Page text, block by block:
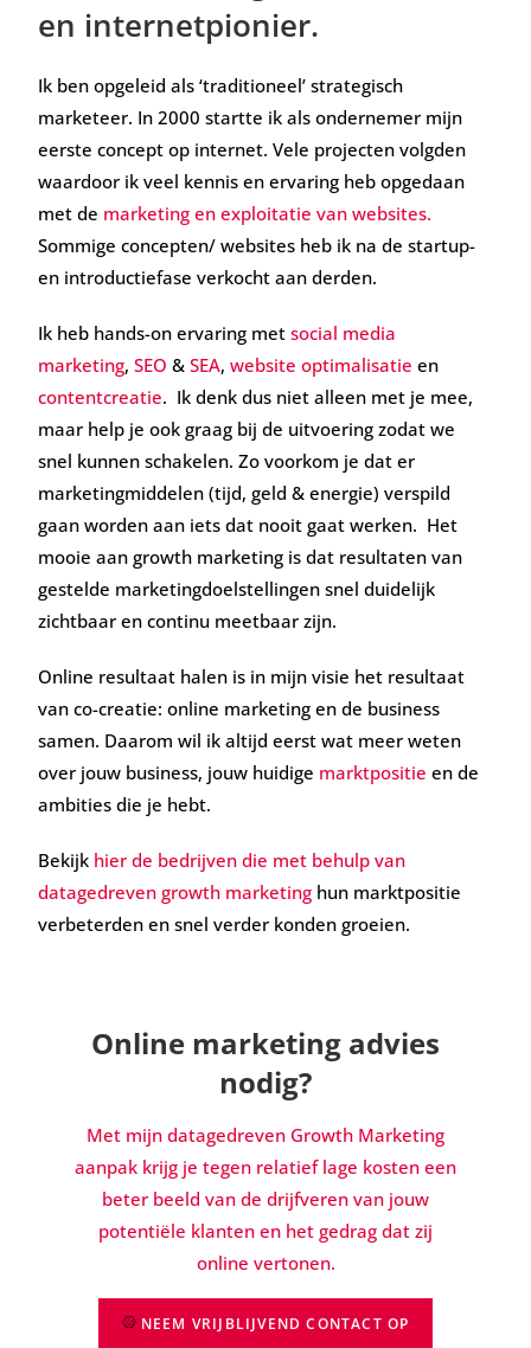
en internetpionier.
Ik ben opgeleid als ‘traditioneel’ strategisch
marketeer. In 2000 startte ik als ondernemer mijn
eerste concept op internet. Vele projecten volgden
waardoor ik veel kennis en ervaring heb opgedaan
met de marketing en exploitatie van websites.
Sommige concepten/ websites heb ik na de startup-
en introductiefase verkocht aan derden.
Ik heb hands-on ervaring metsocial media
marketing,SEO &SEA,website optimalisatie en
contentcreatie. Ik denk dus niet alleen met je mee,
maar help je ook graag bij de uitvoering zodat we
snel kunnen schakelen. Zo voorkom je dat er
marketingmiddelen (tijd, geld & energie) verspild
gaan worden aan iets dat nooit gaat werken. Het
mooie aan growth marketing is dat resultaten van
gestelde marketingdoelstellingen snel duidelijk
zichtbaar en continu meetbaar zijn.
Online resultaat halen is in mijn visie het resultaat
van co-creatie: online marketing en de business
samen. Daarom wil ik altijd eerst wat meer weten
over jouw business, jouw huidige marktpositie en de
ambities die je hebt.
Bekijk hier de bedrijven die met behulp van
datagedreven growth marketing hun marktpositie
verbeterden en snel verder konden groeien.
Online marketing advies
nodig?
Met mijn datagedreven Growth Marketing
aanpak krijg je tegen relatief lage kosten een
beter beeld van de drijfveren van jouw
potentiële klanten en het gedrag dat zij
online vertonen.
NEEM VRIJBLIJVEND CONTACT OP